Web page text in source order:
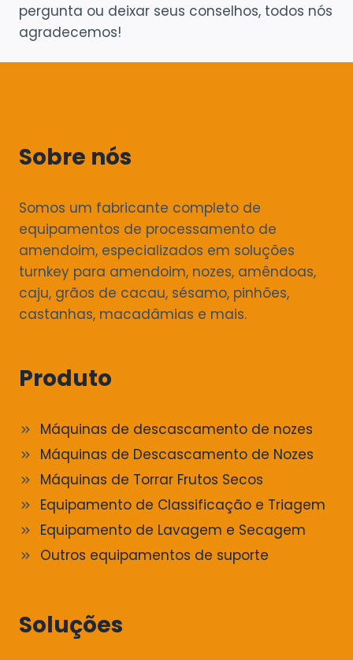
pergunta ou deixar seus conselhos, todos nós
agradecemos!
Sobre nós
Somos um fabricante completo de
equipamentos de processamento de
amendoim, especializados em soluções
turnkey para amendoim, nozes, amêndoas,
caju, grãos de cacau, sésamo, pinhões,
castanhas, macadâmias e mais.
Produto
Máquinas de descascamento de nozes
Máquinas de Descascamento de Nozes
Máquinas de Torrar Frutos Secos
Equipamento de Classificação e Triagem
Equipamento de Lavagem e Secagem
Outros equipamentos de suporte
Soluções